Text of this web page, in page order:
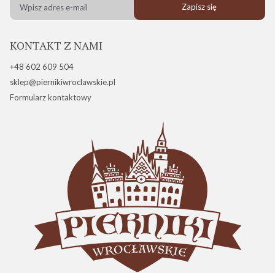
Zapisz się
KONTAKT Z NAMI
+48 602 609 504
sklep@piernikiwroclawskie.pl
Formularz kontaktowy